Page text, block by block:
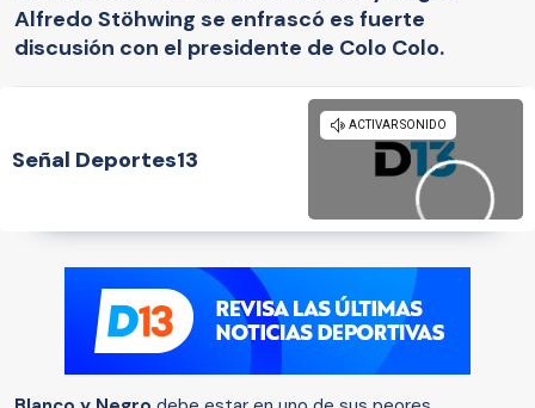
Alfredo Stöhwing se enfrascó es fuerte
discusión con el presidente de Colo Colo.
Señal Deportes13